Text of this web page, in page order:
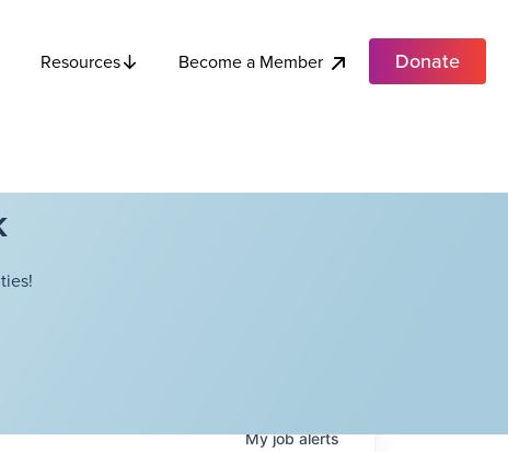
Resources Become a Member Donate
Myjobalerts